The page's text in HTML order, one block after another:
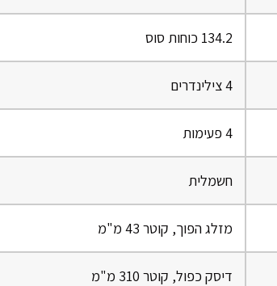
134.2 כוחות סוס
4 צילינדרים
4 פעימות
חשמלית
מזלג הפוך, קוטר 43 מ"מ
דיסק כפול, קוטר 310 מ"מ